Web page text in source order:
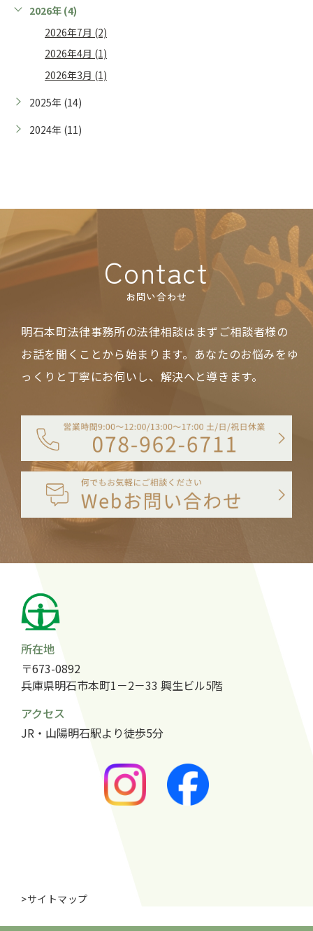
2026年 (4)
2026年7月 (2)
2026年4月 (1)
2026年3月 (1)
2025年 (14)
2024年 (11)
Contact
お問い合わせ
明石本町法律事務所の法律相談は まずご相談者様の
お話を聞くことから始まります。 あなたのお悩みをゆ
っくりと丁寧にお伺いし、解決へと導きます。
所在地
〒673-0892
兵庫県明石市本町1－2－33 興生ビル5階
アクセス
JR・山陽明石駅より徒歩5分
>サイトマップ